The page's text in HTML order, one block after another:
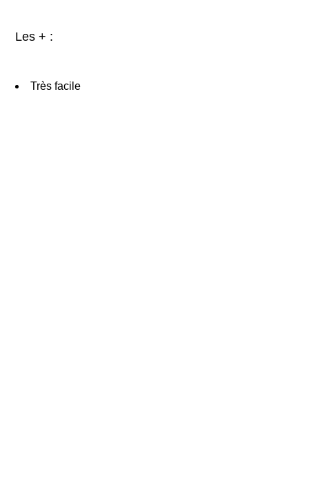
Les + :
Très facile